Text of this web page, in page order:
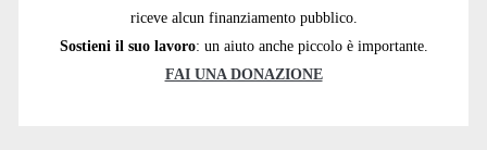
riceve alcun finanziamento pubblico.
Sostieni il suo lavoro: un aiuto anche piccolo è importante.
FAI UNA DONAZIONE